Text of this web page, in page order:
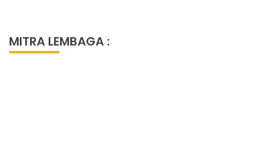
MITRA LEMBAGA :